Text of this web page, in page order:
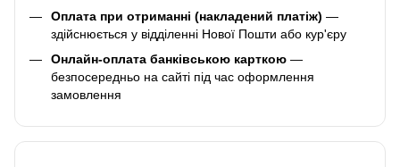
Оплата при отриманні (накладений платіж) —
здійснюється у відділенні Нової Пошти або кур'єру
Онлайн-оплата банківською карткою —
безпосередньо на сайті під час оформлення
замовлення